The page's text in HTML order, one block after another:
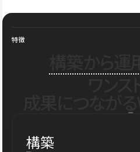
特徴
構築